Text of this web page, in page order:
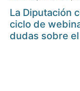
La Diputación
ciclo de
dudas sobre